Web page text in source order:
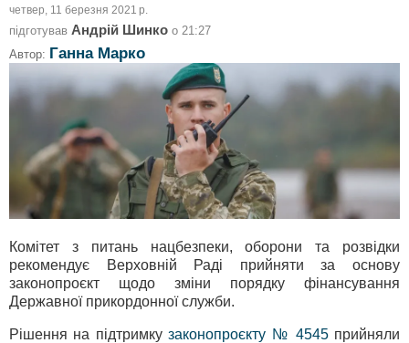
четвер, 11 березня 2021 р.
підготував Андрій Шинко о 21:27
Автор: Ганна Марко
Комітет з питань нацбезпеки, оборони та розвідки
рекомендує Верховній Раді прийняти за основу
законопроєкт щодо зміни порядку фінансування
Державної прикордонної служби.
Рішення на підтримкузаконопроєкту № 4545прийняли